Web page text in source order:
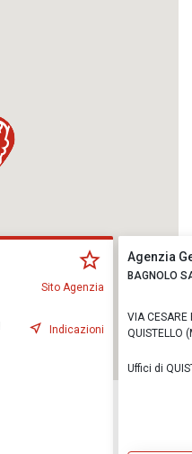
Sito Agenzia
Indicazioni
Agenzia
BAGNOLO
VIA
QUISTELLO
Uffici di